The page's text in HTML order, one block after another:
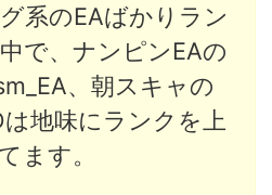
系のEAばかりラン
で、ナンピンEAの
、朝スキャの
は地味にランクを上
ます。